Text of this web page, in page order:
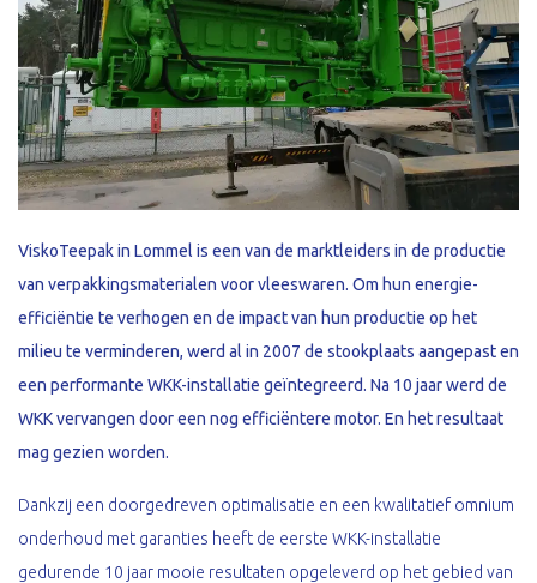
ViskoTeepak in Lommel is een van de marktleiders in de productie
van verpakkingsmaterialen voor vleeswaren. Om hun energie-
efficiëntie te verhogen en de impact van hun productie op het
milieu te verminderen, werd al in 2007 de stookplaats aangepast en
een performante WKK-installatie geïntegreerd. Na 10 jaar werd de
WKK vervangen door een nog efficiëntere motor. En het resultaat
mag gezien worden.
Dankzij een doorgedreven optimalisatie en een kwalitatief omnium
onderhoud met garanties heeft de eerste WKK-installatie
gedurende 10 jaar mooie resultaten opgeleverd op het gebied van